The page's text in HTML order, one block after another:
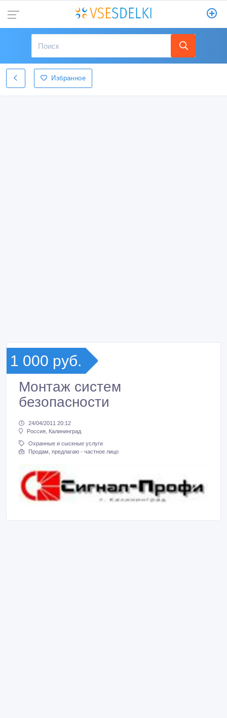
Избранное
1 000 руб.
Монтаж систем
безопасности
24/04/2011 20:12
Россия, Калининград
Охранные и сыскные услуги
Продам, предлагаю - частное лицо